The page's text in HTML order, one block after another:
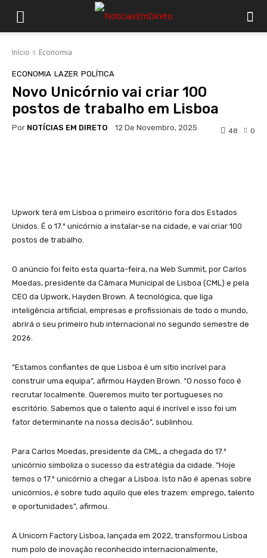
Início Economia
ECONOMIA LAZER POLÍTICA
Novo Unicórnio vai criar 100
postos de trabalho em Lisboa
Por NOTÍCIAS EM DIRETO 12 De Novembro, 2025 0
48
Upwork terá em Lisboa o primeiro escritório fora dos Estados
Unidos. É o 17.º unicórnio a instalar-se na cidade, e vai criar 100
postos de trabalho.
O anúncio foi feito esta quarta-feira, na Web Summit, por Carlos
Moedas, presidente da Câmara Municipal de Lisboa (CML) e pela
CEO da Upwork, Hayden Brown. A tecnológica, que liga
inteligência artificial, empresas e profissionais de todo o mundo,
abrirá o seu primeiro hub internacional no segundo semestre de
2026.
“Estamos confiantes de que Lisboa é um sítio incrível para
construir uma equipa”, afirmou Hayden Brown. “O nosso foco é
recrutar localmente. Queremos muito ter portugueses no
escritório. Sabemos que o talento aqui é incrível e isso foi um
fator determinante na nossa decisão”, sublinhou.
Para Carlos Moedas, presidente da CML, a chegada do 17.º
unicórnio simboliza o sucesso da estratégia da cidade. “Hoje
temos o 17.º unicórnio a chegar a Lisboa. Isto não é apenas sobre
unicórnios, é sobre tudo aquilo que eles trazem: emprego, talento
e oportunidades”, afirmou.
A Unicorn Factory Lisboa, lançada em 2022, transformou Lisboa
num polo de inovação reconhecido internacionalmente,